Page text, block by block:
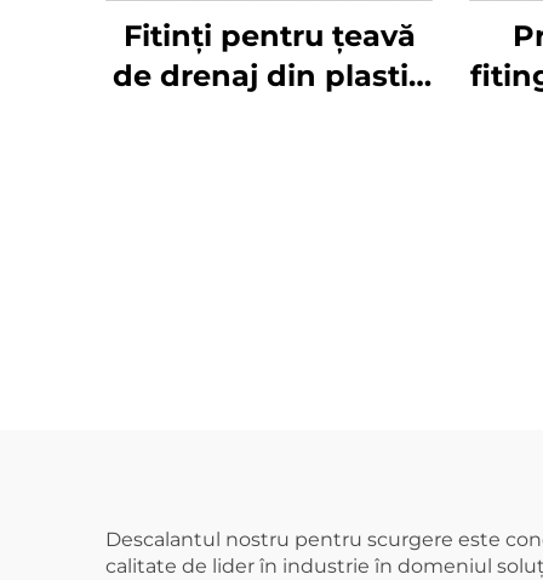
Fitinți pentru țeavă
de drenaj din plastic
Descalantul nostru pentru scurgere este
calitate de lider în industrie în domeniul